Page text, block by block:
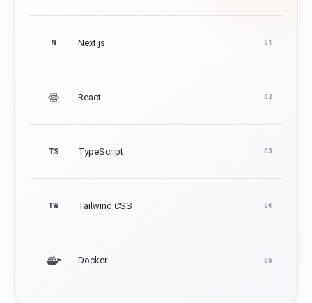
N Next.js 01
React 02
TS TypeScript 03
TW Tailwind CSS 04
Docker 05